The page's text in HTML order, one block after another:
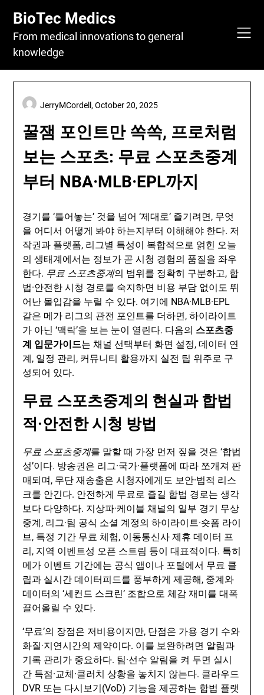
content
BioTec Medics
From medical innovations to general
knowledge
꿀잼 포인트만 쏙쏙, 프로처럼
보는 스포츠: 무료 스포츠중계
부터 NBA·MLB·EPL까지
JerryMCordell,October 20, 2025
경기를 ‘틀어놓는’ 것을 넘어 ‘제대로’ 즐기려면, 무엇
을 어디서 어떻게 봐야 하는지부터 이해해야 한다. 저
작권과 플랫폼, 리그별 특성이 복합적으로 얽힌 오늘
의 생태계에서는 정보가 곧 시청 경험의 품질을 좌우
한다. 무료 스포츠중계의 범위를 정확히 구분하고, 합
법·안전한 시청 경로를 숙지하면 비용 부담 없이도 뛰
어난 몰입감을 누릴 수 있다. 여기에 NBA·MLB·EPL
같은 메가 리그의 관전 포인트를 더하면, 하이라이트
가 아닌 ‘맥락’을 보는 눈이 열린다. 다음의 스포츠중
계 입문가이드는 채널 선택부터 화면 설정, 데이터 연
계, 일정 관리, 커뮤니티 활용까지 실전 팁 위주로 구
성되어 있다.
무료 스포츠중계의 현실과 합법
적·안전한 시청 방법
무료 스포츠중계를 말할 때 가장 먼저 짚을 것은 ‘합법
성’이다. 방송권은 리그·국가·플랫폼에 따라 쪼개져 판
매되며, 무단 재송출은 시청자에게도 보안·법적 리스
크를 안긴다. 안전하게 무료로 즐길 합법 경로는 생각
보다 다양하다. 지상파·케이블 채널의 일부 경기 무상
중계, 리그·팀 공식 소셜 계정의 하이라이트·숏폼 라이
브, 특정 기간 무료 체험, 이동통신사 제휴 데이터 프
리, 지역 이벤트성 오픈 스트림 등이 대표적이다. 특히
메가 이벤트 기간에는 공식 앱이나 포털에서 무료 클
립과 실시간 데이터피드를 풍부하게 제공해, 중계와
데이터의 ‘세컨드 스크린’ 조합으로 체감 재미를 대폭
끌어올릴 수 있다.
‘무료’의 장점은 저비용이지만, 단점은 가용 경기 수와
화질·지연시간의 제약이다. 이를 보완하려면 알림과
기록 관리가 중요하다. 팀·선수 알림을 켜 두면 실시
간 득점·교체·클러치 상황을 놓치지 않는다. 클라우드
DVR 또는 다시보기(VoD) 기능을 제공하는 합법 플랫